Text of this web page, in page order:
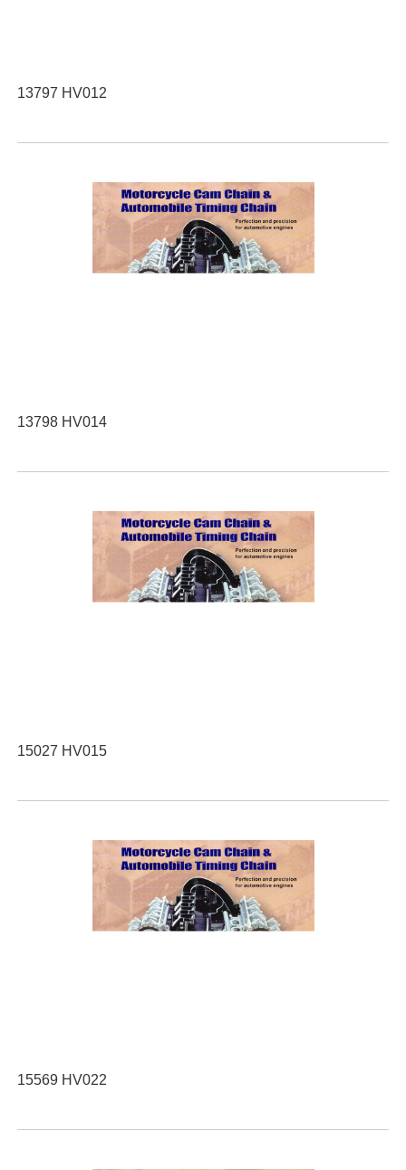
13797 HV012
13798 HV014
15027 HV015
15569 HV022